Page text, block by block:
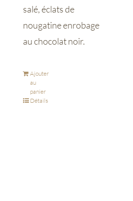
salé, éclats de
nougatine enrobage
au chocolat noir.
Ajouter
au
panier
Détails